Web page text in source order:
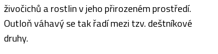
živočichů a rostlin v jeho přirozeném prostředí.
Outloň váhavý se tak řadí mezi tzv. deštníkové
druhy.